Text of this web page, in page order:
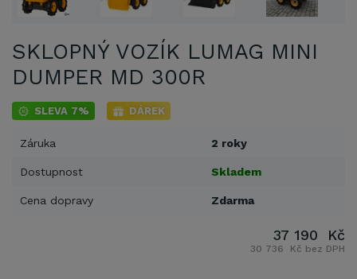
SKLOPNÝ VOZÍK LUMAG MINI
DUMPER MD 300R
SLEVA 7% DÁREK
Záruka 2 roky
Dostupnost Skladem
Cena dopravy Zdarma
37 190 Kč
30 736 Kč bez DPH